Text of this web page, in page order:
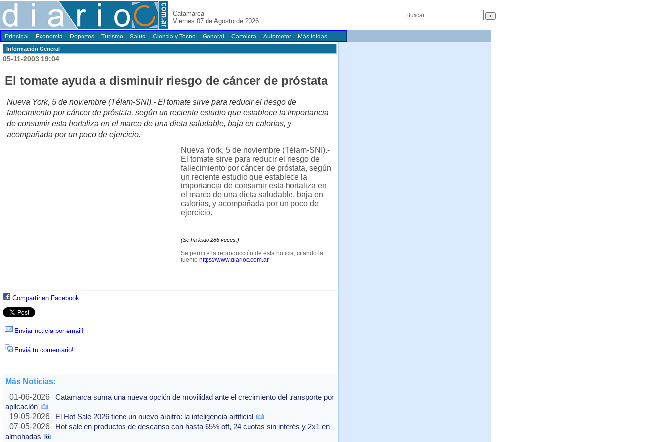
Catamarca
Viernes 07 de Agosto de 2026
Buscar:
Principal Economia Deportes Turismo Salud Ciencia y Tecno General Cartelera Automotor Más leidas
Información General
05-11-2003 19:04
El tomate ayuda a disminuir riesgo de cáncer de próstata
Nueva York, 5 de noviembre (Télam-SNI).- El tomate sirve para reducir el riesgo de
fallecimiento por cáncer de próstata, según un reciente estudio que establece la importancia
de consumir esta hortaliza en el marco de una dieta saludable, baja en calorías, y
acompañada por un poco de ejercicio.
Nueva York, 5 de noviembre (Télam-SNI).-
El tomate sirve para reducir el riesgo de
fallecimiento por cáncer de próstata, según
un reciente estudio que establece la
importancia de consumir esta hortaliza en
el marco de una dieta saludable, baja en
calorías, y acompañada por un poco de
ejercicio.
(Se ha leido 286 veces.)
Se permite la reproducción de esta noticia, citando la
fuente https://www.diarioc.com.ar
Compartir en Facebook
Enviar noticia por email!
Enviá tu comentario!
Más Noticias:
01-06-2026
Catamarca suma una nueva opción de movilidad ante el crecimiento del transporte por
aplicación
19-05-2026
El Hot Sale 2026 tiene un nuevo árbitro: la inteligencia artificial
07-05-2026
Hot sale en productos de descanso con hasta 65% off, 24 cuotas sin interés y 2x1 en
almohadas